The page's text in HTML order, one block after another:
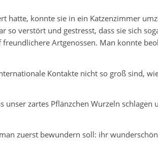
hatte, konnte sie in ein Katzenzimmer
verstört und gestresst, dass sie sich
Artgenossen. Man konnte
Kontakte nicht so groß sind,
zartes Pflänzchen Wurzeln
zuerst bewundern soll: ihr